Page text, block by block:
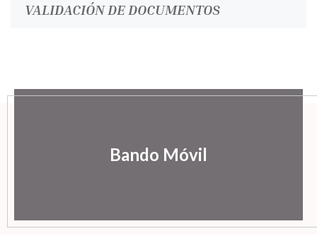
VALIDACIÓN DE DOCUMENTOS
Bando Móvil